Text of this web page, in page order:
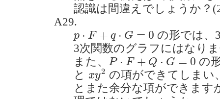
認識は間違えでしょうか？
A29.
p ⋅ F + q ⋅ G = 0
p + ⋅ G= 0
の形では、
3次関数のグラフにはなり
また、 P ⋅ F + Q ⋅ G = 0
P⋅ F +Q ⋅ G= 0
の
と xy2
xy2 の項ができてしまい
とまた余分な項ができます